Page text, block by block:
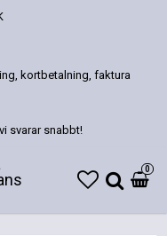
kortbetalning, faktura
svarar snabbt!
0